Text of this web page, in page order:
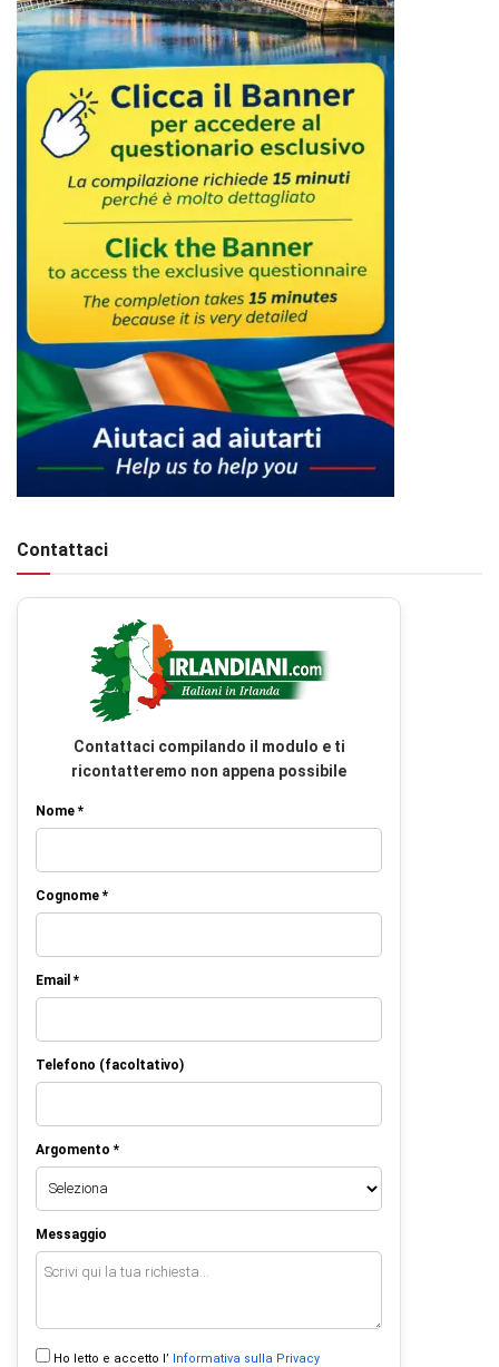
Contattaci
Contattaci compilando il modulo e ti
ricontatteremo non appena possibile
Nome *
Cognome *
Email *
Telefono (facoltativo)
Argomento *
Messaggio
Ho letto e accetto l’ Informativa sulla Privacy